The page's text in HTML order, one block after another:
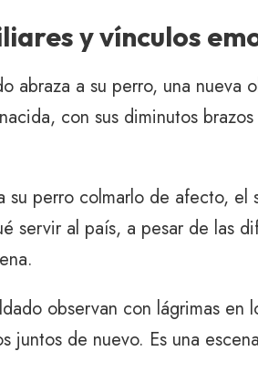
y vínculos
abraza a su perro, una
con sus diminutos
su perro colmarlo de afecto, el
servir al país, a pesar de las
observan con lágrimas
juntos de nuevo. Es una